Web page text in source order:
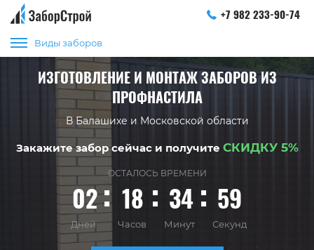
+7 982 233-90-74
Виды заборов
ИЗГОТОВЛЕНИЕ И МОНТАЖ ЗАБОРОВ ИЗ
ПРОФНАСТИЛА
В Балашихе и Московской области
Закажите забор сейчас и получите СКИДКУ 5%
ОСТАЛОСЬ ВРЕМЕНИ
02 18 34 58
Дней Часов Минут Секунд